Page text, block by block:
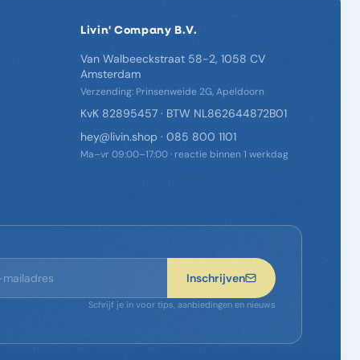
Livin' Company B.V.
Van Walbeeckstraat 58-2, 1058 CV
Amsterdam
Verzending: Prinsenweide 2G, Apeldoorn
KvK 82895457 · BTW NL862644872B01
hey@livin.shop · 085 800 1101
Ma–vr 09:00–17:00 · reactie binnen 1 werkdag
Inschrijven
Schrijf je in voor tips, aanbiedingen en nieuws